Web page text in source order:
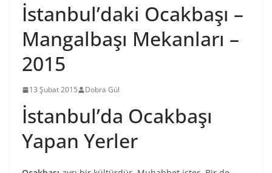
İstanbul’daki Ocakbaşı –
Mangalbaşı Mekanları –
2015
13 Şubat 2015 Dobra Gül
İstanbul’da Ocakbaşı
Yapan Yerler